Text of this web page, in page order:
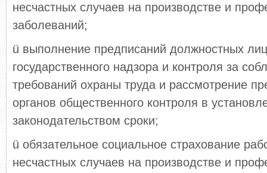
несчастных случаев на производстве и
заболеваний;
ü выполнение предписаний должностных
государственного надзора и контроля за
требований охраны труда и рассмотрение
органов общественного контроля в
законодательством сроки;
ü обязательное социальное страхование
несчастных случаев на производстве и